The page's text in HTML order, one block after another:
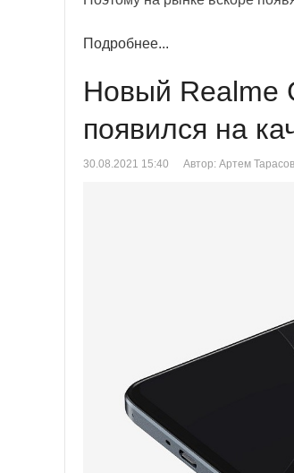
Подробнее...
Новый Realme
появился на
30.08.2021 15:40 Автор: Артем Тарасов